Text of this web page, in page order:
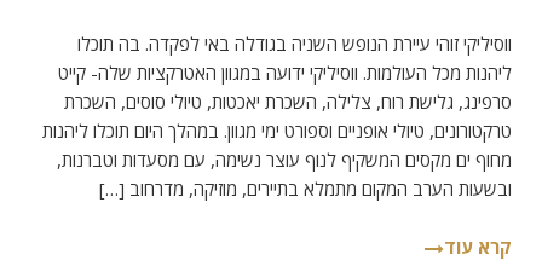
ווסיליקי זוהי עיירת הנופש השניה בגודלה באי לפקדה. בה תוכלו
ליהנות מכל העולמות. ווסיליקי ידועה במגוון האטרקציות שלה- קייט
סרפינג, גלישת רוח, צלילה, השכרת יאכטות, טיולי סוסים, השכרת
טרקטורונים, טיולי אופניים וספורט ימי מגוון. במהלך היום תוכלו ליהנות
מחוף ים מקסים המשקיף לנוף עוצר נשימה, עם מסעדות וטברנות,
ובשעות הערב המקום מתמלא בתיירים, מוזיקה, מדרחוב […]
קרא עוד